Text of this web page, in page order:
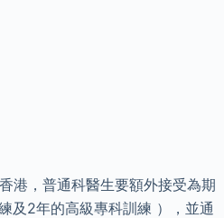
港，普通科醫生要額外接受為期
及2年的高級專科訓練 ），並通